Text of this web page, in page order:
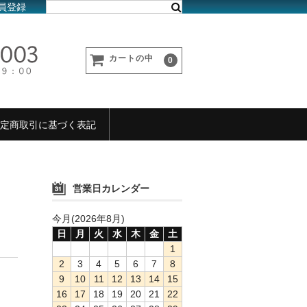
登録
カートの中 0
商取引に基づく表記
営業日カレンダー
今月(2026年8月)
日
月 火 水 木 金
土
1
2
3 4 5 6 7
8
9
10 11 12 13 14
15
16
17 18 19 20 21
22